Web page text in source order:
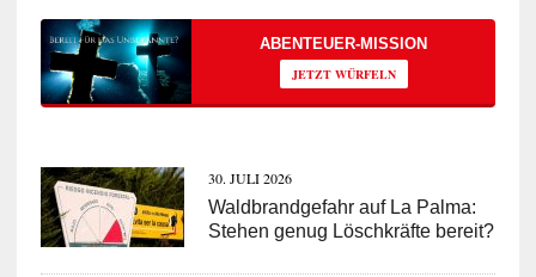
ABENTEUER-MISSION
JETZT WÜRFELN
30. JULI 2026
Waldbrandgefahr auf La Palma:
Stehen genug Löschkräfte bereit?